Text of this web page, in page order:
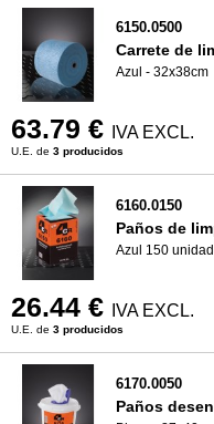
6150.0500
Carrete de
Azul - 32x38cm
63.79 € IVA EXCL.
U.E. de 3 producidos
6160.0150
Paños de
Azul 150
26.44 € IVA EXCL.
U.E. de 3 producidos
6170.0050
Paños